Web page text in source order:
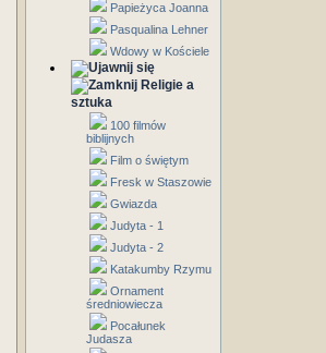
Papieżyca Joanna
Pasqualina Lehner
Wdowy w Kościele
Religie a
sztuka
100 filmów
biblijnych
Film o świętym
Fresk w Staszowie
Gwiazda
Judyta - 1
Judyta - 2
Katakumby Rzymu
Ornament
średniowiecza
Pocałunek
Judasza